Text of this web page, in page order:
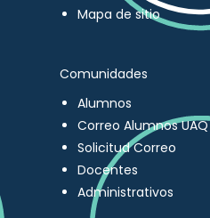
Mapa de sitio
Comunidades
Alumnos
Correo Alumnos UAQ
Solicitud Correo
Docentes
Administrativos